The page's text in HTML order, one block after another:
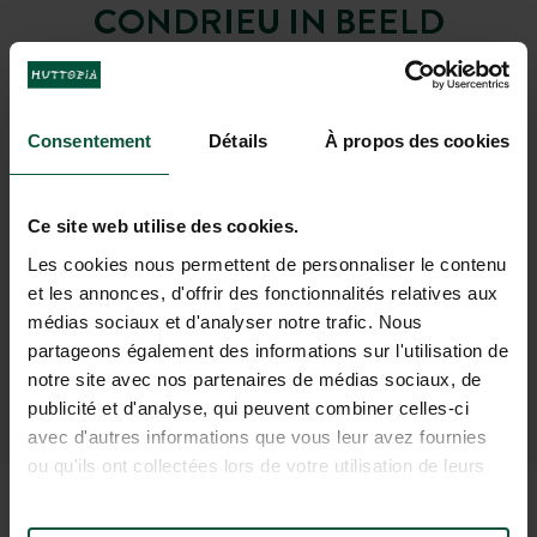
Consentement Détails À propos des cookies
Ce site web utilise des cookies.
Les cookies nous permettent de personnaliser le contenu
et les annonces, d'offrir des fonctionnalités relatives aux
médias sociaux et d'analyser notre trafic. Nous
partageons également des informations sur l'utilisation de
notre site avec nos partenaires de médias sociaux, de
publicité et d'analyse, qui peuvent combiner celles-ci
avec d'autres informations que vous leur avez fournies
ou qu'ils ont collectées lors de votre utilisation de leurs
Zwembadcomplex met een
verwarmd overdekt zwembaden een
buitenzwembad
Deberoemde wijngaarden
steenworp afstand: Condrieu, Côte-
Rôtie, Saint-Joseph
CONDRIEU IN BEELD